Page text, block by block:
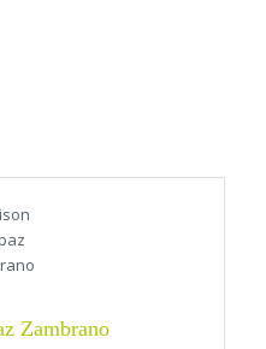
Zambrano